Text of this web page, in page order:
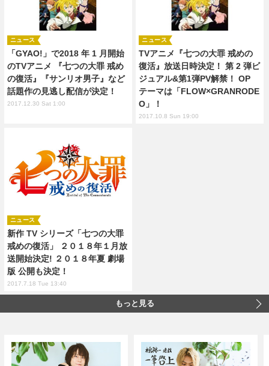
「GYAO!」で2018 年 1 月開始
のTVアニメ 『七つの大罪 戒め
の復活』『サンリオ男子』など
話題作の見逃し配信が決定！
ニュース
2017.12.30 Sat 1:00
TVアニメ『七つの大罪 戒めの
復活』放送日時決定！ 第 2 弾ビ
ジュアル&第1弾PV解禁！ OP
テーマは「FLOW×GRANRODE
O」！
ニュース
2017.10.8 Sun 19:00
新作 TV シリーズ「七つの大罪
戒めの復活」 ２０１８年１月放
送開始決定! ２０１８年夏 劇場
版 公開も決定！
ニュース
2017.7.18 Tue 13:40
もっと見る